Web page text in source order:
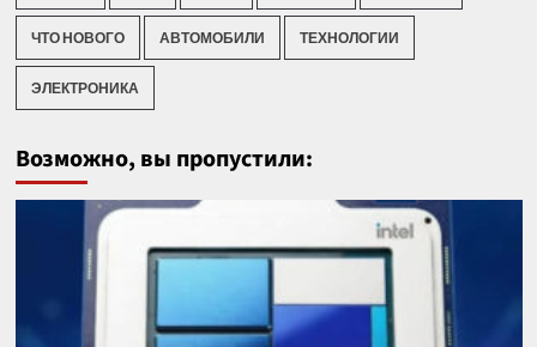
ЧТО НОВОГО АВТОМОБИЛИ ТЕХНОЛОГИИ
ЭЛЕКТРОНИКА
Возможно, вы пропустили: